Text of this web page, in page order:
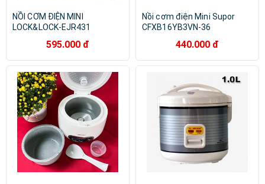
NỒI CƠM ĐIỆN MINI
LOCK&LOCK-EJR431
595.000 đ
Nồi cơm điện Mini Supor
CFXB16YB3VN-36
440.000 đ